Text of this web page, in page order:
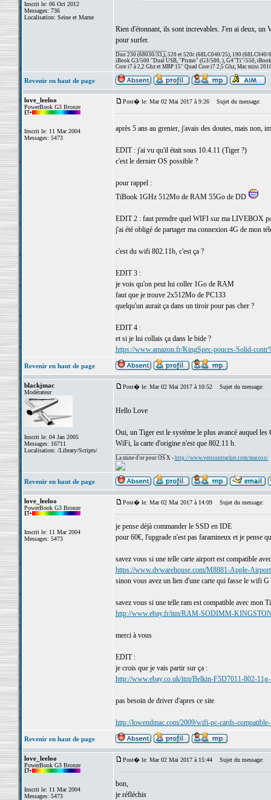
Inscrit le: 06 Oct 2012
Messages: 736
Localisation: Seine et Marne
Rien d'étonnant, ils sont increvables. J'en ai deux,
pour surfer.
Duo 230 (68030/33,), 520 et 520c (68LC040/25), 190 (68LC040/
iBook G3/500 "Dual USB, "Pismo" (G3/500, ), G4"Ti"/550,
Core i7 à 2,2 Ghz et MBP 15" Quad Core i7 2,5 Ghz, Mac mini
Revenir en haut de page
love_leeloo
PowerBook G3 Bronze
Inscrit le: 11 Mar 2004
Messages: 5473
Post� le: Mar 02 Mai 2017 à 9:26 Sujet du message:
après 5 ans au grenier, j'avais des doutes, mais non,
EDIT : j'ai vu qu'il était sous 10.4.11 (Tiger ?)
c'est le dernier OS possible ?
pour rappel :
TiBook 1GHz 512Mo de RAM 55Go de DD
EDIT 2 : faut prendre quel WIFI sur ma LIVEBOX
j'ai été obligé de partager ma connexion 4G de mon
c'est du wifi 802.11b, c'est ça ?
EDIT 3 :
je vois qu'on peut lui coller 1Go de RAM
faut que je trouve 2x512Mo de PC133
quelqu'un aurait ça dans un tiroir pour pas cher ?
EDIT 4 :
et si je lui collais ça dans le bide ?
https://www.amazon.fr/KingSpec-pouces-Solid-
Revenir en haut de page
blackjmac
Modérateur
Inscrit le: 04 Jan 2005
Messages: 16711
Localisation: /Library/Scripts/
Post� le: Mar 02 Mai 2017 à 10:52 Sujet du message:
Hello Love
Oui, un Tiger est le système le plus avancé auquel
WiFi, la carte d'origine n'est que 802.11 b.
La mine d'or pour OS X - http://www.versiontracker.com/macosx/
Revenir en haut de page
love_leeloo
PowerBook G3 Bronze
Inscrit le: 11 Mar 2004
Messages: 5473
Post� le: Mar 02 Mai 2017 à 14:09 Sujet du message:
je pense déjà commander le SSD en IDE
pour 60€, l'upgrade n'est pas faramineux et je pense
savez vous si une telle carte airport est compatible
https://www.dvwarehouse.com/M8881-Apple-
sinon vous avez un lien d'une carte qui fasse le wifi G
savez vous si une telle ram est compatible avec mon
http://www.ebay.fr/itm/RAM-SODIMM-
merci à vous
EDIT :
je crois que je vais partir sur ça :
http://www.ebay.co.uk/itm/Belkin-F5D7011-802-
pas besoin de driver d'apres ce site
http://lowendmac.com/2009/wifi-pc-cards-
Revenir en haut de page
love_leeloo
PowerBook G3 Bronze
Inscrit le: 11 Mar 2004
Messages: 5473
Post� le: Mar 02 Mai 2017 à 15:44 Sujet du message:
bon,
je réfléchis